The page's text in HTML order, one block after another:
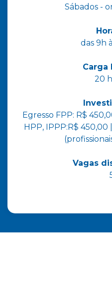
Sábados -
das 9h
Carga
20
Egresso FPP: R$
HPP, IPPP:R$
Vagas